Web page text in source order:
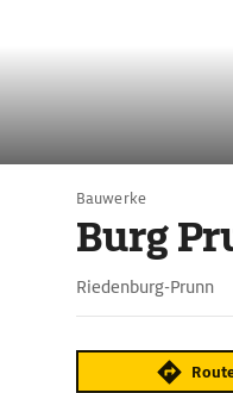
Bauwerke
Burg
Riedenburg-Prunn